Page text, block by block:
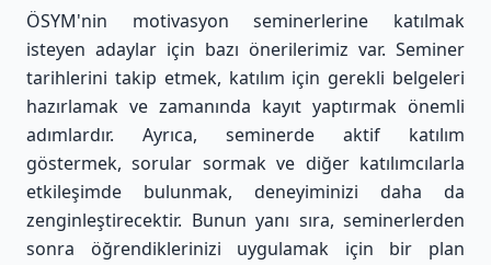
ÖSYM'nin motivasyon seminerlerine katılmak
isteyen adaylar için bazı önerilerimiz var. Seminer
tarihlerini takip etmek, katılım için gerekli belgeleri
hazırlamak ve zamanında kayıt yaptırmak önemli
adımlardır. Ayrıca, seminerde aktif katılım
göstermek, sorular sormak ve diğer katılımcılarla
etkileşimde bulunmak, deneyiminizi daha da
zenginleştirecektir. Bunun yanı sıra, seminerlerden
sonra öğrendiklerinizi uygulamak için bir plan